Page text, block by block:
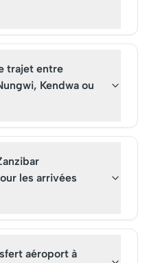
trajet entre
Kendwa ou
les arrivées
aéroport à